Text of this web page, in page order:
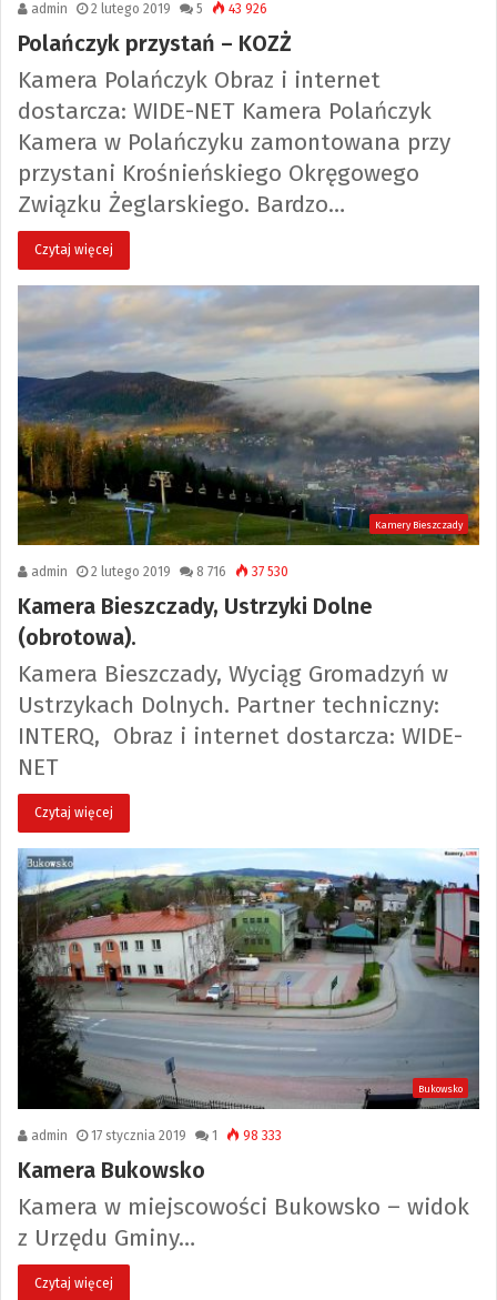
admin 2 lutego 2019 5 43 926
Polańczyk przystań – KOZŻ
Kamera Polańczyk Obraz i internet
dostarcza: WIDE-NET Kamera Polańczyk
Kamera w Polańczyku zamontowana przy
przystani Krośnieńskiego Okręgowego
Związku Żeglarskiego. Bardzo…
Czytaj więcej
Kamery Bieszczady
admin 2 lutego 2019 8 716 37 530
Kamera Bieszczady, Ustrzyki Dolne
(obrotowa).
Kamera Bieszczady, Wyciąg Gromadzyń w
Ustrzykach Dolnych. Partner techniczny:
INTERQ, Obraz i internet dostarcza: WIDE-
NET
Czytaj więcej
Bukowsko
admin 17 stycznia 2019 1 98 333
Kamera Bukowsko
Kamera w miejscowości Bukowsko – widok
z Urzędu Gminy…
Czytaj więcej